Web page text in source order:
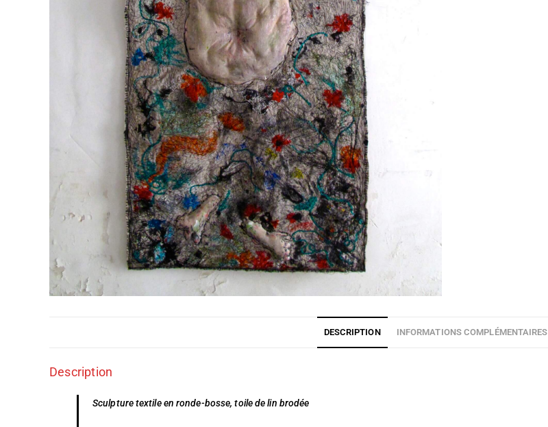
DESCRIPTION INFORMATIONS COMPLÉMENTAIRES
Description
Sculpture textile en ronde-bosse, toile de lin brodée